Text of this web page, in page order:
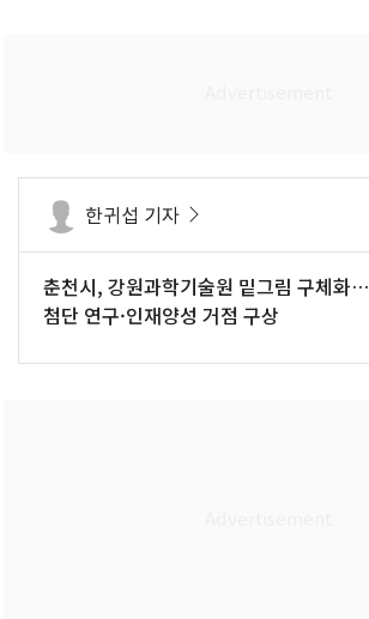
한귀섭 기자
춘천시, 강원과학기술원 밑그림 구체화…
첨단 연구·인재양성 거점 구상